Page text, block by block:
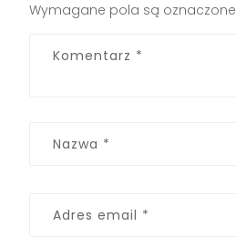
Wymagane pola są oznaczone